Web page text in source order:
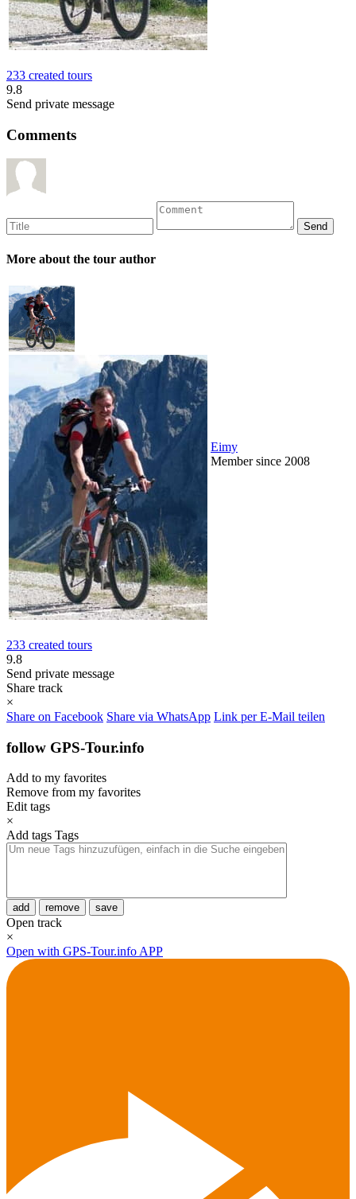
233 created tours
9.8
Send private message
Comments
More about the tour author
Eimy
Member since 2008
233 created tours
9.8
Send private message
Share track
×
Share on Facebook Share via WhatsApp Link per E-Mail teilen
follow GPS-Tour.info
Add to my favorites
Remove from my favorites
Edit tags
×
Add tags Tags
add remove save
Open track
×
Open with GPS-Tour.info APP